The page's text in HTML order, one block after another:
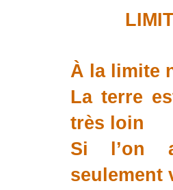
À la limite
La terre
très loin
Si l’on
seulement